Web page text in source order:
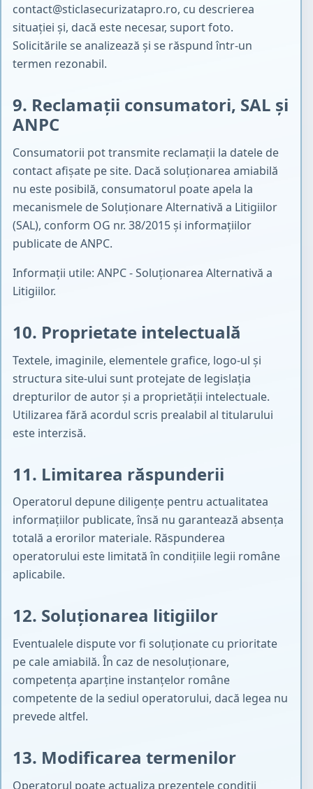
contact@sticlasecurizatapro.ro, cu descrierea
situației și, dacă este necesar, suport foto.
Solicitările se analizează și se răspund într-un
termen rezonabil.
9. Reclamații consumatori, SAL și
ANPC
Consumatorii pot transmite reclamații la datele de
contact afișate pe site. Dacă soluționarea amiabilă
nu este posibilă, consumatorul poate apela la
mecanismele de Soluționare Alternativă a Litigiilor
(SAL), conform OG nr. 38/2015 și informațiilor
publicate de ANPC.
Informații utile:ANPC - Soluționarea Alternativă a
Litigiilor.
10. Proprietate intelectuală
Textele, imaginile, elementele grafice, logo-ul și
structura site-ului sunt protejate de legislația
drepturilor de autor și a proprietății intelectuale.
Utilizarea fără acordul scris prealabil al titularului
este interzisă.
11. Limitarea răspunderii
Operatorul depune diligențe pentru actualitatea
informațiilor publicate, însă nu garantează absența
totală a erorilor materiale. Răspunderea
operatorului este limitată în condițiile legii române
aplicabile.
12. Soluționarea litigiilor
Eventualele dispute vor fi soluționate cu prioritate
pe cale amiabilă. În caz de nesoluționare,
competența aparține instanțelor române
competente de la sediul operatorului, dacă legea nu
prevede altfel.
13. Modificarea termenilor
Operatorul poate actualiza prezentele condiții